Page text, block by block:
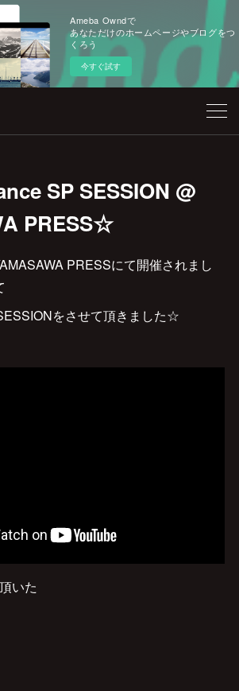
Ameba Owndで
あなただけのホームページやブログをつ
くろう
今すぐ試す
SP SESSION @
PRESS☆
PRESSにて開催されまし
をさせて頂きました☆
いた